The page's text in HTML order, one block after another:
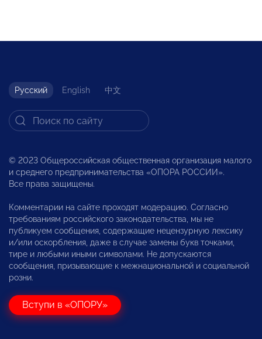
Русский English 中文
© 2023 Общероссийская общественная организация малого
и среднего предпринимательства «ОПОРА РОССИИ».
Все права защищены.
Комментарии на сайте проходят модерацию. Согласно
требованиям российского законодательства, мы не
публикуем сообщения, содержащие нецензурную лексику
и/или оскорбления, даже в случае замены букв точками,
тире и любыми иными символами. Не допускаются
сообщения, призывающие к межнациональной и социальной
розни.
Вступи в «ОПОРУ»